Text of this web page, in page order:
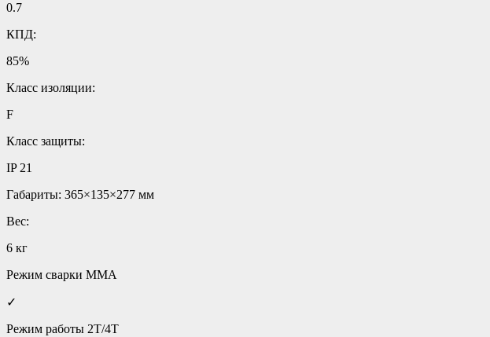
0.7
КПД:
85%
Класс изоляции:
F
Класс защиты:
IP 21
Габариты: 365×135×277 мм
Вес:
6 кг
Режим сварки ММА
✓
Режим работы 2Т/4Т